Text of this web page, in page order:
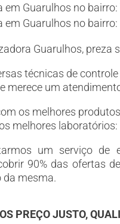
em Guarulhos no
em Guarulhos no
Guarulhos, preza
técnicas de
merece um
os melhores
melhores laboratórios:
um serviço de
90% das ofertas
mesma.
PREÇO JUSTO,